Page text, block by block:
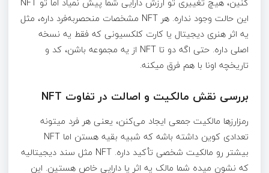
این حالت وجود نداره. هر NFT مشخصات منحصربه‌فرد داره، مثل
یه اثر هنری دیجیتال یا کارت کلکسیونی که فقط یه نسخه
اصلی داره. حتی اگه دو تا NFT از یه مجموعه باشن، کد و
تاریخچه اونا با هم فرق میکنه.
بررسی نقش مالکیت و اصالت در تفاوت NFT
رمزارزها مالکیت جمعی ایجاد می‌کنن، یعنی هر فرد میتونه
تعدادی کوین داشته باشه که شبیه بقیه هستن اما NFT
بیشتر رو مالکیت شخصی تأکید داره. NFT مثل سند دیجیتالیه
که نشون میده شما مالک یه اثر یا دارایی خاص هستین. این